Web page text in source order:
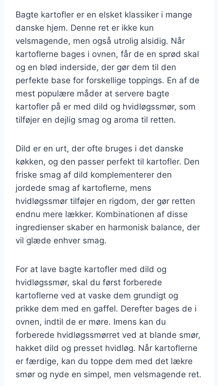
Bagte kartofler er en elsket klassiker i mange
danske hjem. Denne ret er ikke kun
velsmagende, men også utrolig alsidig. Når
kartoflerne bages i ovnen, får de en sprød skal
og en blød inderside, der gør dem til den
perfekte base for forskellige toppings. En af de
mest populære måder at servere bagte
kartofler på er med dild og hvidløgssmør, som
tilføjer en dejlig smag og aroma til retten.
Dild er en urt, der ofte bruges i det danske
køkken, og den passer perfekt til kartofler. Den
friske smag af dild komplementerer den
jordede smag af kartoflerne, mens
hvidløgssmør tilføjer en rigdom, der gør retten
endnu mere lækker. Kombinationen af disse
ingredienser skaber en harmonisk balance, der
vil glæde enhver smag.
For at lave bagte kartofler med dild og
hvidløgssmør, skal du først forberede
kartoflerne ved at vaske dem grundigt og
prikke dem med en gaffel. Derefter bages de i
ovnen, indtil de er møre. Imens kan du
forberede hvidløgssmørret ved at blande smør,
hakket dild og presset hvidløg. Når kartoflerne
er færdige, kan du toppe dem med det lækre
smør og nyde en simpel, men velsmagende ret.